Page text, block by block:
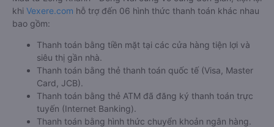
khi Vexere.com hỗ trợ đến 06 hình thức thanh toán khác nhau
bao gồm:
Thanh toán bằng tiền mặt tại các cửa hàng tiện lợi và
siêu thị gần nhà.
Thanh toán bằng thẻ thanh toán quốc tế (Visa, Master
Card, JCB).
Thanh toán bằng thẻ ATM đã đăng ký thanh toán trực
tuyến (Internet Banking).
Thanh toán bằng hình thức chuyển khoản ngân hàng.